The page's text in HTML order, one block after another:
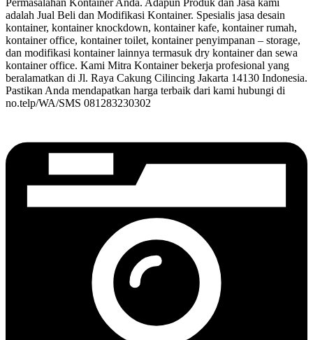
Permasalahan Kontainer Anda. Adapun Produk dan Jasa kami
adalah Jual Beli dan Modifikasi Kontainer. Spesialis jasa desain
kontainer, kontainer knockdown, kontainer kafe, kontainer rumah,
kontainer office, kontainer toilet, kontainer penyimpanan – storage,
dan modifikasi kontainer lainnya termasuk dry kontainer dan sewa
kontainer office. Kami Mitra Kontainer bekerja profesional yang
beralamatkan di Jl. Raya Cakung Cilincing Jakarta 14130 Indonesia.
Pastikan Anda mendapatkan harga terbaik dari kami hubungi di
no.telp/WA/SMS 081283230302